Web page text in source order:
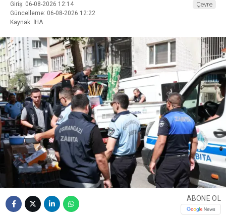
Giriş: 06-08-2026 12:14
Güncelleme: 06-08-2026 12:22
Kaynak: İHA
Çevre
ABONE OL